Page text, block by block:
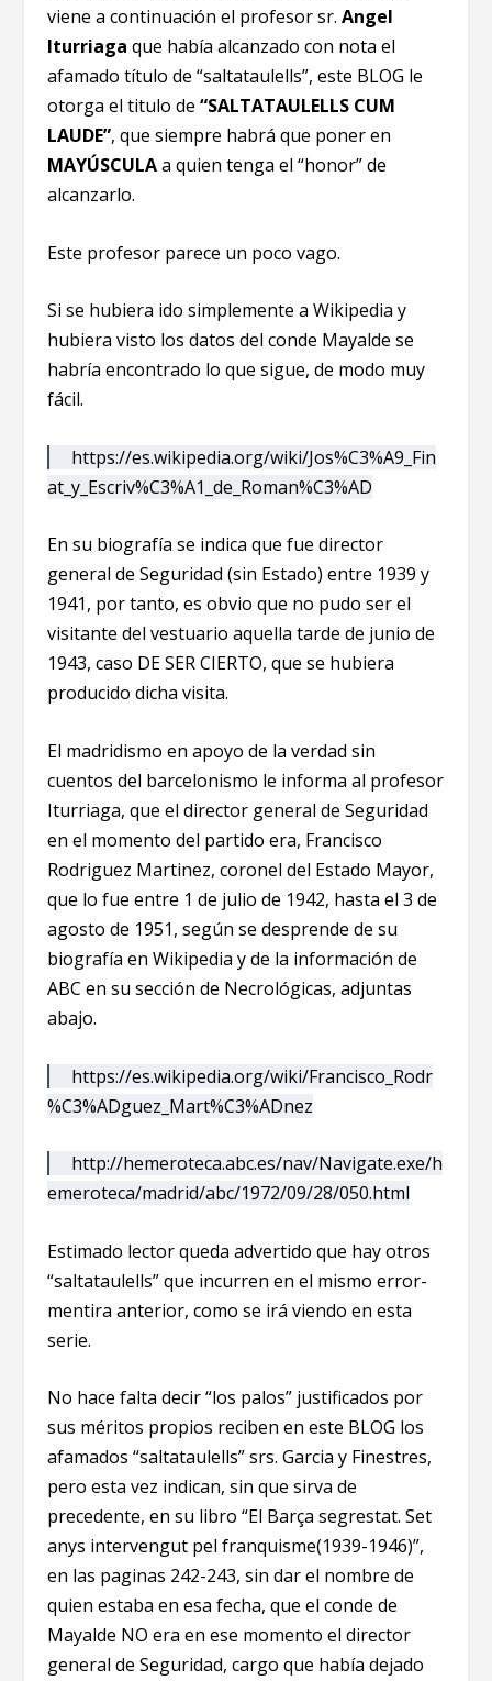
viene a continuación el profesor sr. Angel
Iturriaga que había alcanzado con nota el
afamado título de “saltataulells”, este BLOG le
otorga el titulo de “SALTATAULELLS CUM
LAUDE”, que siempre habrá que poner en
MAYÚSCULAa quien tenga el “honor” de
alcanzarlo.
Este profesor parece un poco vago.
Si se hubiera ido simplemente a Wikipedia y
hubiera visto los datos del conde Mayalde se
habría encontrado lo que sigue, de modo muy
fácil.
https://es.wikipedia.org/wiki/Jos%C3%A9_Fin
at_y_Escriv%C3%A1_de_Roman%C3%AD
En su biografía se indica que fue director
general de Seguridad (sin Estado) entre 1939 y
1941, por tanto, es obvio que no pudo ser el
visitante del vestuario aquella tarde de junio de
1943, caso DE SER CIERTO, que se hubiera
producido dicha visita.
El madridismo en apoyo de la verdad sin
cuentos del barcelonismo le informa al profesor
Iturriaga, que el director general de Seguridad
en el momento del partido era, Francisco
Rodriguez Martinez, coronel del Estado Mayor,
que lo fue entre 1 de julio de 1942, hasta el 3 de
agosto de 1951, según se desprende de su
biografía en Wikipedia y de la información de
ABC en su sección de Necrológicas, adjuntas
abajo.
https://es.wikipedia.org/wiki/Francisco_Rodr
%C3%ADguez_Mart%C3%ADnez
http://hemeroteca.abc.es/nav/Navigate.exe/h
emeroteca/madrid/abc/1972/09/28/050.html
Estimado lector queda advertido que hay otros
“saltataulells” que incurren en el mismo error-
mentira anterior, como se irá viendo en esta
serie.
No hace falta decir “los palos” justificados por
sus méritos propios reciben en este BLOG los
afamados “saltataulells” srs. Garcia y Finestres,
pero esta vez indican, sin que sirva de
precedente, en su libro “El Barça segrestat. Set
anys intervengut pel franquisme(1939-1946)”,
en las paginas 242-243, sin dar el nombre de
quien estaba en esa fecha, que el conde de
Mayalde NO era en ese momento el director
general de Seguridad, cargo que había dejado